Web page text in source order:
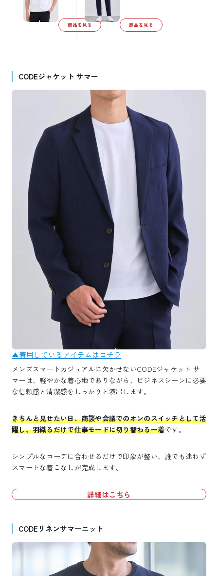
商品を見る 商品を見る
CODEジャケット サマー
▲着用しているアイテムはコチラ
メンズスマートカジュアルに欠かせないCODEジャケット サ
マーは、軽やかな着心地でありながら、ビジネスシーンに必要
な信頼感と清潔感をしっかりと演出します。
きちんと見せたい日、商談や会議でのオンのスイッチとして活
躍し、羽織るだけで仕事モードに切り替わる一着です。
シンプルなコーデに合わせるだけで印象が整い、誰でも迷わず
スマートな着こなしが完成します。
詳細はこちら
CODEリネンサマーニット